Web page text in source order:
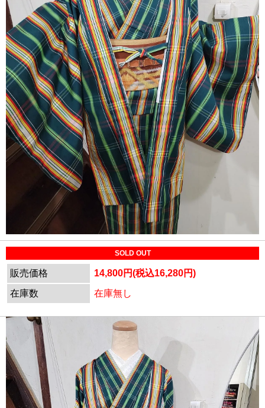
SOLD OUT
販売価格
14,800円(税込16,280円)
在庫数
在庫無し